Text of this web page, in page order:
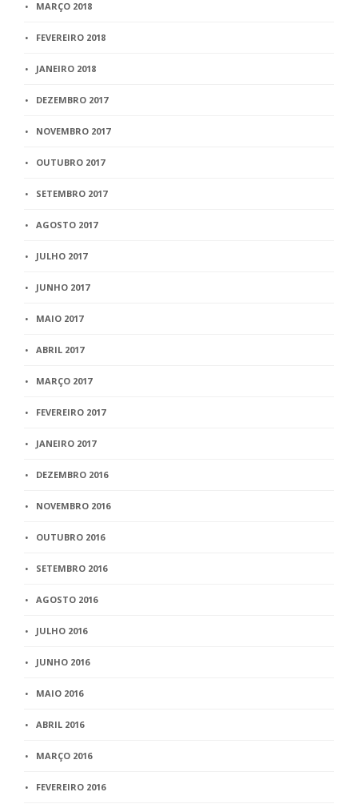
MARÇO 2018
FEVEREIRO 2018
JANEIRO 2018
DEZEMBRO 2017
NOVEMBRO 2017
OUTUBRO 2017
SETEMBRO 2017
AGOSTO 2017
JULHO 2017
JUNHO 2017
MAIO 2017
ABRIL 2017
MARÇO 2017
FEVEREIRO 2017
JANEIRO 2017
DEZEMBRO 2016
NOVEMBRO 2016
OUTUBRO 2016
SETEMBRO 2016
AGOSTO 2016
JULHO 2016
JUNHO 2016
MAIO 2016
ABRIL 2016
MARÇO 2016
FEVEREIRO 2016